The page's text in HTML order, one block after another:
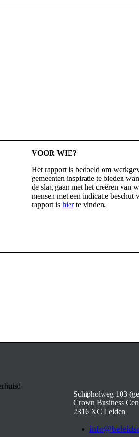
VOOR WIE?
Het rapport is bedoeld om
gemeenten inspiratie te bieden
de slag gaan met het creëren van
mensen met een indicatie beschut
rapport is hierte vinden.
Schipholweg 103
Crown Business
2316 XC Leiden